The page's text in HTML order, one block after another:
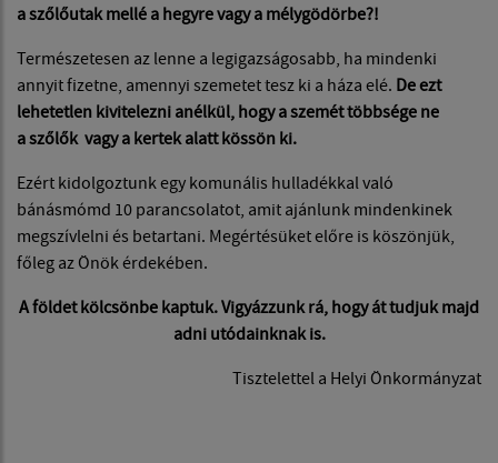
a szőlőutak mellé a hegyre vagy a mélygödörbe?!
Természetesen az lenne a legigazságosabb, ha mindenki
annyit fizetne, amennyi szemetet tesz ki a háza elé. De ezt
lehetetlen kivitelezni anélkül, hogy a szemét többsége ne
a szőlők vagy a kertek alatt kössön ki.
Ezért kidolgoztunk egy komunális hulladékkal való
bánásmómd 10 parancsolatot, amit ajánlunk mindenkinek
megszívlelni és betartani. Megértésüket előre is köszönjük,
főleg az Önök érdekében.
A földet kölcsönbe kaptuk. Vigyázzunk rá, hogy át tudjuk majd
adni utódainknak is.
Tisztelettel a Helyi Önkormányzat